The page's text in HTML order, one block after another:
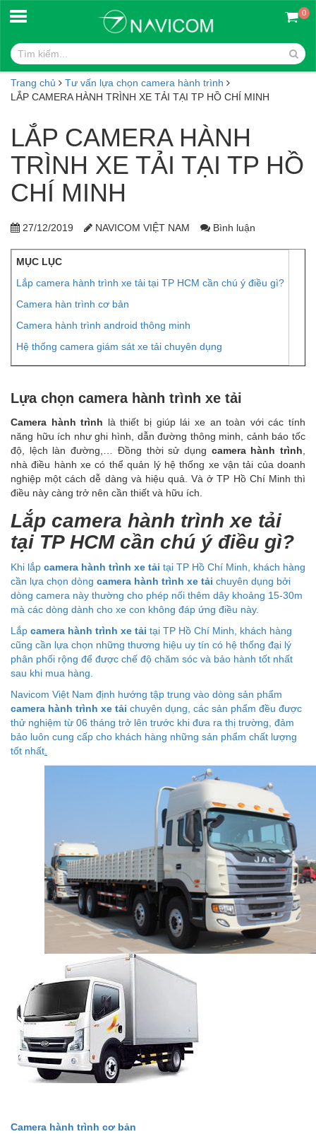
0
Trang chủ
Tư vấn lựa chọn camera hành trình
LẮP CAMERA HÀNH TRÌNH XE TẢI TẠI TP HỒ CHÍ MINH
LẮP CAMERA HÀNH
TRÌNH XE TẢI TẠI TP HỒ
CHÍ MINH
27/12/2019 NAVICOM VIỆT NAM Bình luận
MỤC LỤC
Lắp camera hành trình xe tải tại TP HCM cần chú ý điều gì?
Camera hàn trình cơ bản
Camera hành trình android thông minh
Hệ thống camera giám sát xe tải chuyên dụng
Lựa chọn camera hành trình xe tải
Camera hành trình là thiết bị giúp lái xe an toàn với các tính
năng hữu ích như ghi hình, dẫn đường thông minh, cảnh báo tốc
độ, lệch làn đường,… Đồng thời sử dụng camera hành trình
nhà điều hành xe có thể quản lý hệ thống xe vận tải của doanh
nghiệp một cách dễ dàng và hiệu quả. Và ở TP Hồ Chí Minh thì
điều này càng trở nên cần thiết và hữu ích.
Lắp camera hành trình xe tải
tại TP HCM cần chú ý điều gì?
Khi lắp camera hành trình xe tải tại TP Hồ Chí Minh, khách hàng
cần lựa chọn dòng camera hành trình xe tải chuyên dụng bởi
dòng camera này thường cho phép nối thêm dây khoảng 15-30m
mà các dòng dành cho xe con không đáp ứng điều này.
Lắp camera hành trình xe tải tại TP Hồ Chí Minh, khách hàng
cũng cần lựa chọn những thương hiệu uy tín có hệ thống đại lý
phân phối rộng để được chế độ chăm sóc và bảo hành tốt nhất
sau khi mua hàng.
Navicom Việt Nam định hướng tập trung vào dòng sản phẩm
camera hành trình xe tải chuyên dụng, các sản phẩm đều được
thử nghiệm từ 06 tháng trở lên trước khi đưa ra thị trường, đảm
bảo luôn cung cấp cho khách hàng những sản phẩm chất lượng
tốt nhất
Camera hành trình cơ bản